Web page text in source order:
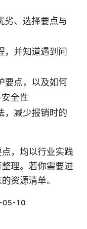
劣、选择要点与
，并知道遇到问
要点，以及如何
全性
，减少报销时的
，均以行业实践
理。若你需要进
资源清单。
05-10